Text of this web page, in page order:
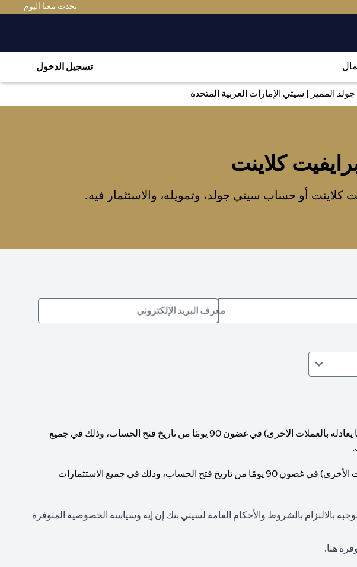
تحدث معنا اليوم
تسجيل الدخول
| سيتي الإمارات العربية المتحدة
كلاينت
أو حساب سيتي جولد، وتمويله، والاستثمار فيه.
معرف البريد الإلكتروني
يجب الوصول إلى حد أدنى إجمالي لرصيد الحساب قدره 1,000,000 دولار أمريكي (أو ما يعادله بالعملات الأخرى) في غضون 90 يومًا من تاريخ فتح الحساب، وذلك في جميع
يجب الوصول إلى حد أدنى إجمالي لرصيد الحساب قدره 200,000 دولار أمريكي (أو ما يعادله بالعملات الأخرى) في غضون 90 يومًا من تاريخ فتح الحساب، وذلك في جميع الاستثمارات
بالالتزام بالشروط والأحكام العامة لسيتي بنك إن إيه وسياسة الخصوصية المتوفرة
هنا(opens in a new tab).